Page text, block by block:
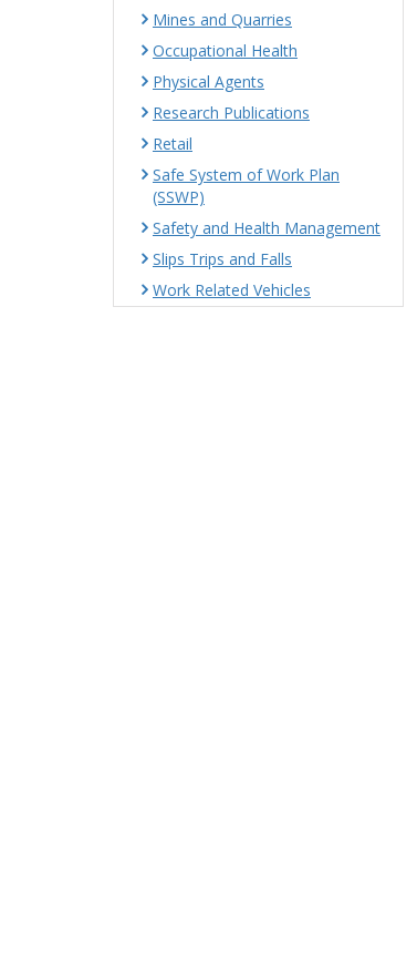
Mines and Quarries
Occupational Health
Physical Agents
Research Publications
Retail
Safe System of Work Plan
(SSWP)
Safety and Health Management
Slips Trips and Falls
Work Related Vehicles